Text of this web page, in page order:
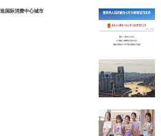
国际消费中心城市